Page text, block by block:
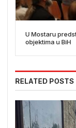
U Mostaru
objektima u BiH
RELATED POSTS